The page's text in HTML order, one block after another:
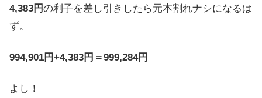
4,383円の利子を差し引きしたら元本割れナシになるは
ず。
994,901円+4,383円＝999,284円
よし！